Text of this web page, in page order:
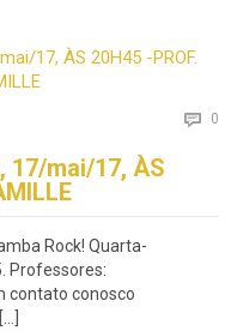
 0
17/mai/17, ÀS
Rock! Quarta-
Professores:
contato conosco